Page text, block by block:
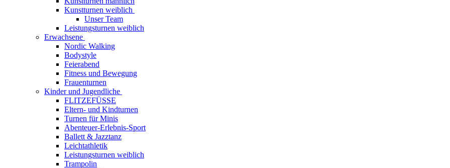
Kunstturnen weiblich
Unser Team
Leistungsturnen weiblich
Erwachsene
Nordic Walking
Bodystyle
Feierabend
Fitness und Bewegung
Frauenturnen
Kinder und Jugendliche
FLITZEFÜSSE
Eltern- und Kindturnen
Turnen für Minis
Abenteuer-Erlebnis-Sport
Ballett & Jazztanz
Leichtathletik
Leistungsturnen weiblich
Trampolin